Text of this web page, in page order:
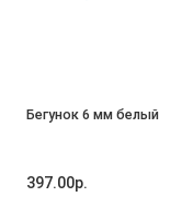
Бегунок 6 мм белый
397.00р.